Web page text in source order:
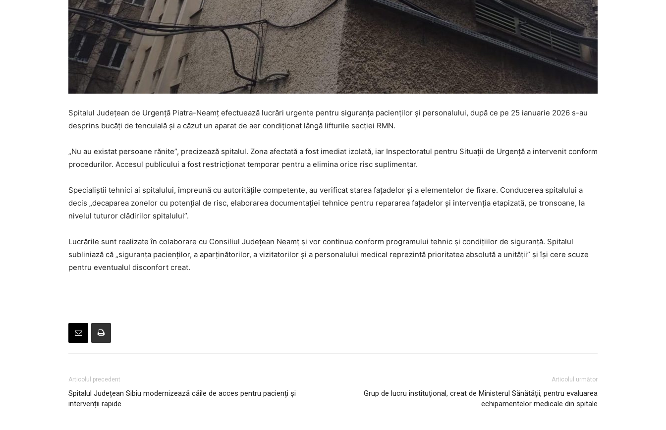
Spitalul Județean de Urgență Piatra-Neamț efectuează lucrări urgente pentru siguranța pacienților și personalului, după ce pe 25 ianuarie 2026 s-au
desprins bucăți de tencuială și a căzut un aparat de aer condiționat lângă lifturile secției RMN.
„Nu au existat persoane rănite”, precizează spitalul. Zona afectată a fost imediat izolată, iar Inspectoratul pentru Situații de Urgență a intervenit conform
procedurilor. Accesul publicului a fost restricționat temporar pentru a elimina orice risc suplimentar.
Specialiștii tehnici ai spitalului, împreună cu autoritățile competente, au verificat starea fațadelor și a elementelor de fixare. Conducerea spitalului a
decis „decaparea zonelor cu potențial de risc, elaborarea documentației tehnice pentru repararea fațadelor și intervenția etapizată, pe tronsoane, la
nivelul tuturor clădirilor spitalului”.
Lucrările sunt realizate în colaborare cu Consiliul Județean Neamț și vor continua conform programului tehnic și condițiilor de siguranță. Spitalul
subliniază că „siguranța pacienților, a aparținătorilor, a vizitatorilor și a personalului medical reprezintă prioritatea absolută a unității” și își cere scuze
pentru eventualul disconfort creat.
Articolul precedent
Spitalul Județean Sibiu modernizează căile de acces pentru pacienți și
intervenții rapide
Articolul următor
Grup de lucru instituțional, creat de Ministerul Sănătății, pentru evaluarea
echipamentelor medicale din spitale